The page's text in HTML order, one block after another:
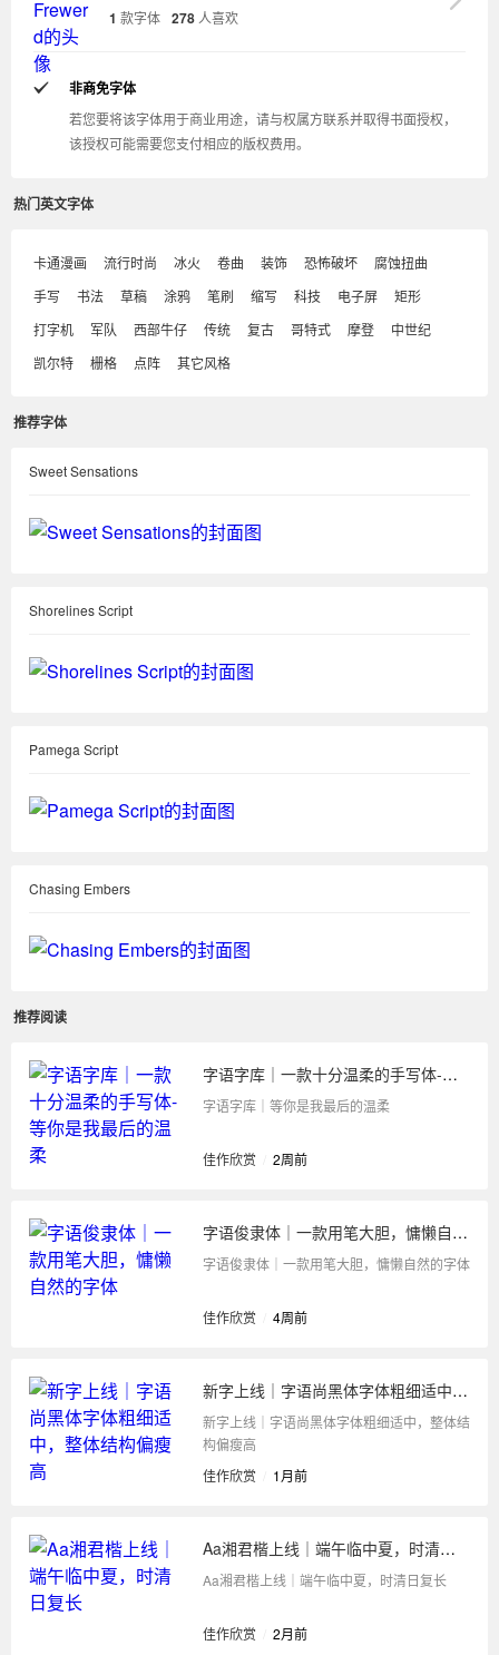
1 款字体 278 人喜欢
非商免字体
若您要将该字体用于商业用途，请与权属方联系并取得书面授权，
该授权可能需要您支付相应的版权费用。
热门英文字体
卡通漫画 流行时尚 冰火 卷曲 装饰 恐怖破坏
腐蚀扭曲
手写
书法 草稿 涂鸦 笔刷 缩写 科技 电子屏
矩形
打字机
军队 西部牛仔 传统 复古 哥特式 摩登
中世纪
凯尔特
栅格 点阵 其它风格
推荐字体
Sweet Sensations
Shorelines Script
Pamega Script
Chasing Embers
推荐阅读
字语字库｜一款十分温柔的手写体-等你是我最后的温柔
字语字库｜等你是我最后的温柔
佳作欣赏 2周前
字语俊隶体｜一款用笔大胆，慵懒自然的字体
字语俊隶体｜一款用笔大胆，慵懒自然的字体
佳作欣赏 4周前
新字上线｜字语尚黑体字体粗细适中，整体结构偏瘦高
新字上线｜字语尚黑体字体粗细适中，整体结
构偏瘦高
佳作欣赏
1月前
Aa湘君楷上线｜端午临中夏，时清日复长
Aa湘君楷上线｜端午临中夏，时清日复长
佳作欣赏 2月前